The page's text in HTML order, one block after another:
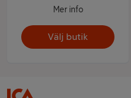
Mer info
Välj butik